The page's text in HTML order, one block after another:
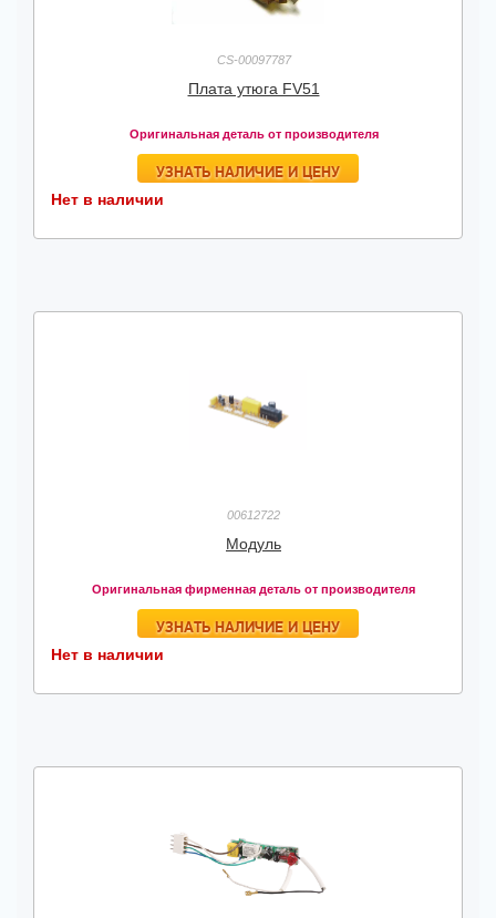
CS-00097787
Плата утюга FV51
Оригинальная деталь от производителя
УЗНАТЬ НАЛИЧИЕ И ЦЕНУ
Нет в наличии
00612722
Модуль
Оригинальная фирменная деталь от производителя
УЗНАТЬ НАЛИЧИЕ И ЦЕНУ
Нет в наличии